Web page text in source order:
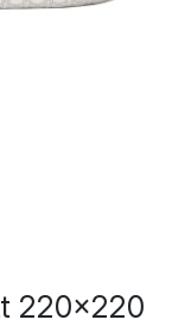
220x220